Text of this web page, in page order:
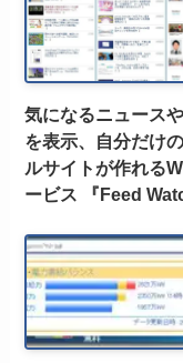
気になるニュース
を表示、自分だけ
ルサイトが作れる
ービス 『Feed